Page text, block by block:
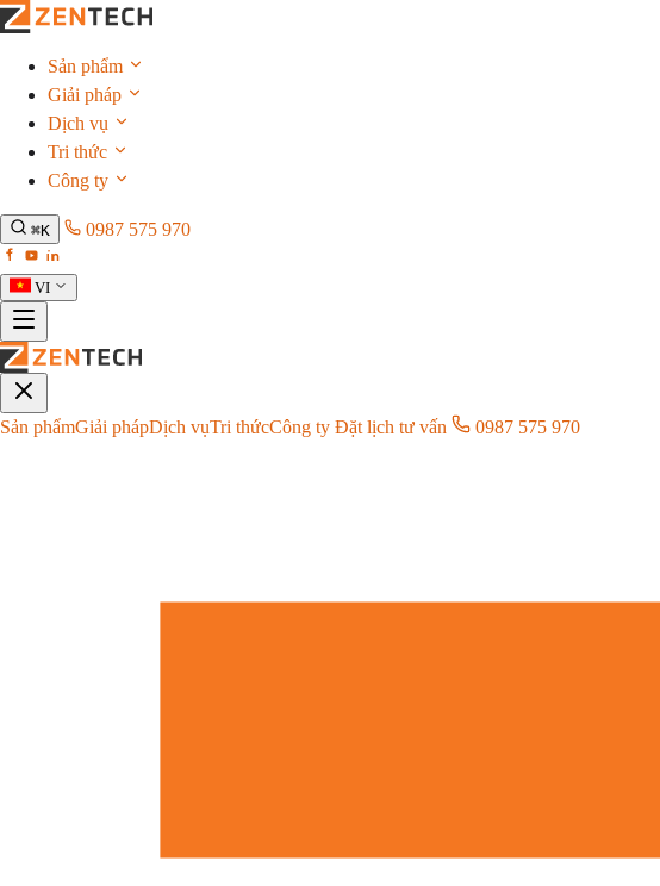
Sản phẩm
Giải pháp
Dịch vụ
Tri thức
Công ty
⌘K 0987 575 970
VI
Sản phẩmGiải phápDịch vụTri thứcCông ty Đặt lịch tư vấn 0987 575 970